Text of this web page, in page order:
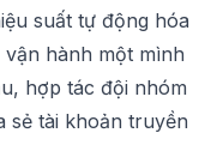
suất tự động hóa
hành một mình
hợp tác đội nhóm
sẻ tài khoản truyền